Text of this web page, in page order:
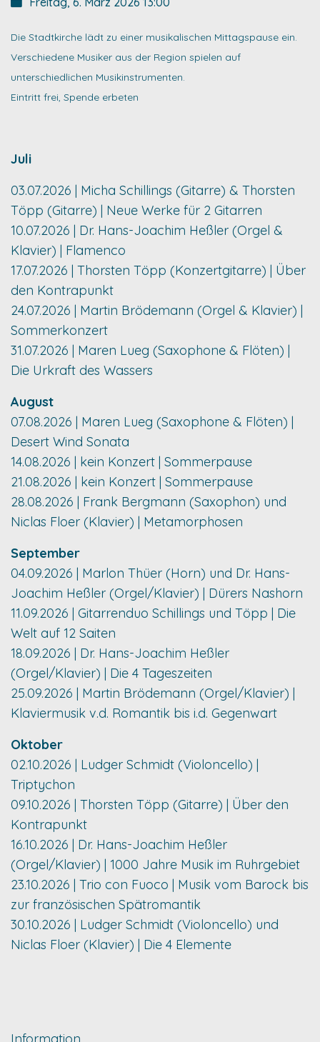
Die Stadtkirche lädt zu einer musikalischen Mittagspause ein.
Verschiedene Musiker aus der Region spielen auf
unterschiedlichen Musikinstrumenten.
Eintritt frei, Spende erbeten
Juli
03.07.2026 | Micha Schillings (Gitarre) & Thorsten
Töpp (Gitarre) | Neue Werke für 2 Gitarren
10.07.2026 | Dr. Hans-Joachim Heßler (Orgel &
Klavier) | Flamenco
17.07.2026 | Thorsten Töpp (Konzertgitarre) | Über
den Kontrapunkt
24.07.2026 | Martin Brödemann (Orgel & Klavier) |
Sommerkonzert
31.07.2026 | Maren Lueg (Saxophone & Flöten) |
Die Urkraft des Wassers
August
07.08.2026 | Maren Lueg (Saxophone & Flöten) |
Desert Wind Sonata
14.08.2026 | kein Konzert | Sommerpause
21.08.2026 | kein Konzert | Sommerpause
28.08.2026 | Frank Bergmann (Saxophon) und
Niclas Floer (Klavier) | Metamorphosen
September
04.09.2026 | Marlon Thüer (Horn) und Dr. Hans-
Joachim Heßler (Orgel/Klavier) | Dürers Nashorn
11.09.2026 | Gitarrenduo Schillings und Töpp | Die
Welt auf 12 Saiten
18.09.2026 | Dr. Hans-Joachim Heßler
(Orgel/Klavier) | Die 4 Tageszeiten
25.09.2026 | Martin Brödemann (Orgel/Klavier) |
Klaviermusik v.d. Romantik bis i.d. Gegenwart
Oktober
02.10.2026 | Ludger Schmidt (Violoncello) |
Triptychon
09.10.2026 | Thorsten Töpp (Gitarre) | Über den
Kontrapunkt
16.10.2026 | Dr. Hans-Joachim Heßler
(Orgel/Klavier) | 1000 Jahre Musik im Ruhrgebiet
23.10.2026 | Trio con Fuoco | Musik vom Barock bis
zur französischen Spätromantik
30.10.2026 | Ludger Schmidt (Violoncello) und
Niclas Floer (Klavier) | Die 4 Elemente